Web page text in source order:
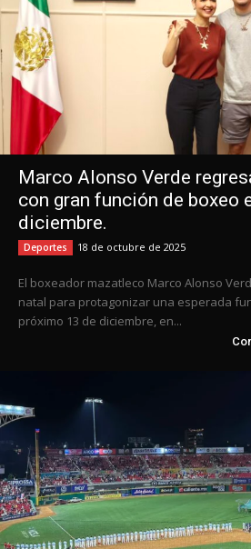
Marco Alonso Verde
con gran función de boxeo
diciembre.
Deportes 18 de octubre de 2025
El boxeador mazatleco Marco Alonso
natal para protagonizar una esperada
próximo 13 de diciembre, en...